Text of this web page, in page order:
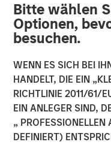
Bitte wählen
Optionen,
besuchen.
WENN ES SICH BEI
HANDELT, DIE EIN
RICHTLINIE 2011/61/
EIN ANLEGER SIND,
„
DEFINIERT)
NEWSROOM
Morgan